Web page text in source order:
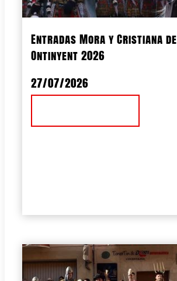
Entradas Mora y Cristiana de
Ontinyent 2026
27/07/2026